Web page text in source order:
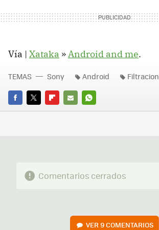
Vía | Xataka »Android and me.
FACEBOOK
TWITTERFLIPBOARD
E-
WHATSAPP
TEMAS Sony Android Filtracion
Comentarios cerrados
VER9 COMENTARIOS